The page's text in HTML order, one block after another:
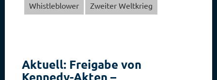
Whistleblower
Zweiter Weltkrieg
Aktuell: Freigabe von
Kennedy-Akten –